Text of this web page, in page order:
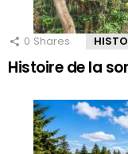
0 Shares
Histoire de la